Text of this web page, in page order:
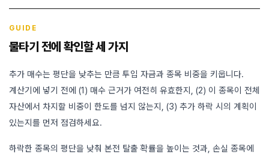
GUIDE
물타기 전에 확인할 세 가지
추가 매수는 평단을 낮추는 만큼 투입 자금과 종목 비중을 키웁니다.
계산기에 넣기 전에 (1) 매수 근거가 여전히 유효한지, (2) 이 종목이 전체
자산에서 차지할 비중이 한도를 넘지 않는지, (3) 추가 하락 시의 계획이
있는지를 먼저 점검하세요.
하락한 종목의 평단을 낮춰 본전 탈출 확률을 높이는 것과, 손실 종목에